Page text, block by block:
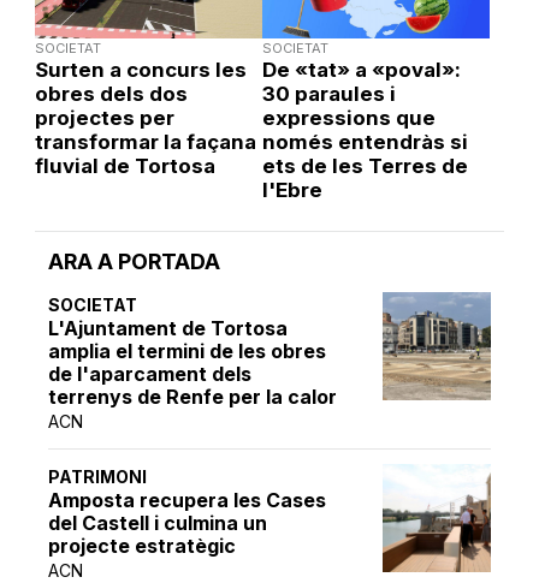
ARA A PORTADA
SOCIETAT
L'Ajuntament de Tortosa
amplia el termini de les obres
de l'aparcament dels
terrenys de Renfe per la calor
ACN
PATRIMONI
Amposta recupera les Cases
del Castell i culmina un
projecte estratègic
ACN
SOCIETAT
Surten a concurs les
obres dels dos
projectes per
transformar la façana
fluvial de Tortosa
SOCIETAT
De «tat» a «poval»:
30 paraules i
expressions que
només entendràs si
ets de les Terres de
l'Ebre